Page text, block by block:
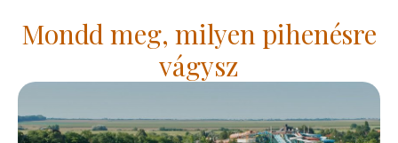
Mondd meg, milyen pihenésre
vágysz